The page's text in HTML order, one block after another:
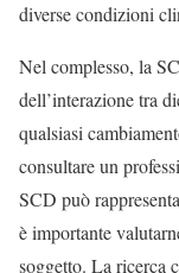
diverse condizioni
Nel complesso, la
dell’interazione tra
qualsiasi
consultare un
SCD può
è importante
soggetto. La ricerca